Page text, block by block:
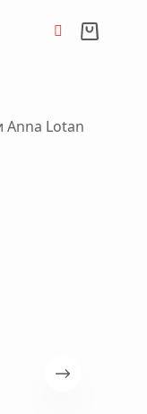
Кошик
Anna Lotan